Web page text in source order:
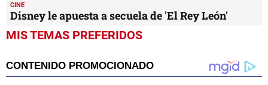
CINE
Disney le apuesta a secuela de 'El Rey León'
MIS TEMAS PREFERIDOS